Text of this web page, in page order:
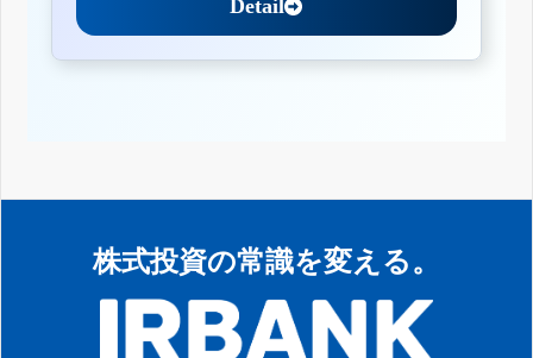
Detail
株式投資の常識を変える。